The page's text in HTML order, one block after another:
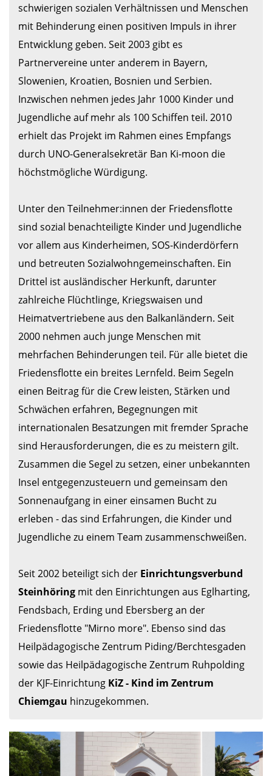
schwierigen sozialen Verhältnissen und Menschen
mit Behinderung einen positiven Impuls in ihrer
Entwicklung geben. Seit 2003 gibt es
Partnervereine unter anderem in Bayern,
Slowenien, Kroatien, Bosnien und Serbien.
Inzwischen nehmen jedes Jahr 1000 Kinder und
Jugendliche auf mehr als 100 Schiffen teil. 2010
erhielt das Projekt im Rahmen eines Empfangs
durch UNO-Generalsekretär Ban Ki-moon die
höchstmögliche Würdigung.
Unter den Teilnehmer:innen der Friedensflotte
sind sozial benachteiligte Kinder und Jugendliche
vor allem aus Kinderheimen, SOS-Kinderdörfern
und betreuten Sozialwohngemeinschaften. Ein
Drittel ist ausländischer Herkunft, darunter
zahlreiche Flüchtlinge, Kriegswaisen und
Heimatvertriebene aus den Balkanländern. Seit
2000 nehmen auch junge Menschen mit
mehrfachen Behinderungen teil. Für alle bietet die
Friedensflotte ein breites Lernfeld. Beim Segeln
einen Beitrag für die Crew leisten, Stärken und
Schwächen erfahren, Begegnungen mit
internationalen Besatzungen mit fremder Sprache
sind Herausforderungen, die es zu meistern gilt.
Zusammen die Segel zu setzen, einer unbekannten
Insel entgegenzusteuern und gemeinsam den
Sonnenaufgang in einer einsamen Bucht zu
erleben - das sind Erfahrungen, die Kinder und
Jugendliche zu einem Team zusammenschweißen.
Seit 2002 beteiligt sich der Einrichtungsverbund
Steinhöring mit den Einrichtungen aus Eglharting,
Fendsbach, Erding und Ebersberg an der
Friedensflotte "Mirno more". Ebenso sind das
Heilpädagogische Zentrum Piding/Berchtesgaden
sowie das Heilpädagogische Zentrum Ruhpolding
der KJF-Einrichtung KiZ - Kind im Zentrum
Chiemgau hinzugekommen.